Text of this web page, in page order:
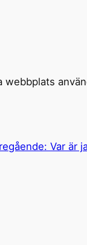
webbplats
Var är